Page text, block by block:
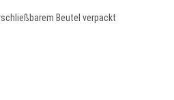
Beutel verpackt